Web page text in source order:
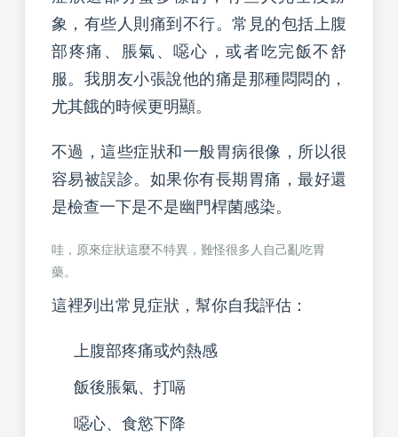
象，有些人則痛到不行。常見的包括上腹
部疼痛、脹氣、噁心，或者吃完飯不舒
服。我朋友小張說他的痛是那種悶悶的，
尤其餓的時候更明顯。
不過，這些症狀和一般胃病很像，所以很
容易被誤診。如果你有長期胃痛，最好還
是檢查一下是不是幽門桿菌感染。
哇，原來症狀這麼不特異，難怪很多人自己亂吃胃
藥。
這裡列出常見症狀，幫你自我評估：
上腹部疼痛或灼熱感
飯後脹氣、打嗝
噁心、食慾下降